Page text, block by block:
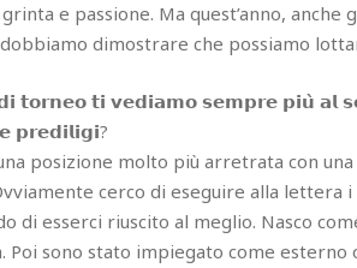
e passione. Ma quest’anno, anche
dimostrare che possiamo
𝘁𝗼𝗿𝗻𝗲𝗼 𝘁𝗶 𝘃𝗲𝗱𝗶𝗮𝗺𝗼 𝘀𝗲𝗺𝗽𝗿𝗲 𝗽𝗶𝘂̀ 𝗮𝗹
𝗽𝗿𝗲𝗱𝗶𝗹𝗶𝗴𝗶?
posizione molto più arretrata con
cerco di eseguire alla lettera
di esserci riuscito al meglio. Nasco
Poi sono stato impiegato come esterno